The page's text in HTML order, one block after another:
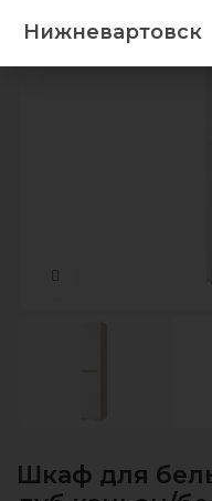
Нажмите, чтобы
Шкаф для
Нижневартовск